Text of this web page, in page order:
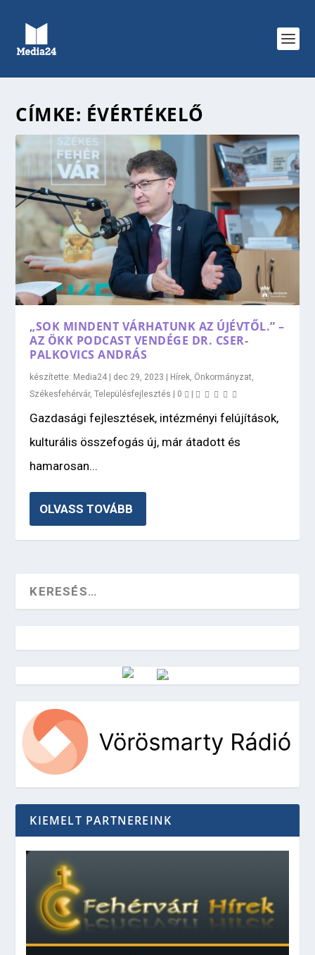
CÍMKE: ÉVÉRTÉKELŐ
„SOK MINDENT VÁRHATUNK AZ ÚJÉVTŐL.” –
AZ ÖKK PODCAST VENDÉGE DR. CSER-
PALKOVICS ANDRÁS
készítette: Media24 | dec 29, 2023 | Hírek Önkormányzat
Székesfehérvár,Településfejlesztés | 0 |
Gazdasági fejlesztések, intézményi felújítások,
kulturális összefogás új, már átadott és
hamarosan...
OLVASS TOVÁBB
Vörösmarty Rádió
KIEMELT PARTNEREINK